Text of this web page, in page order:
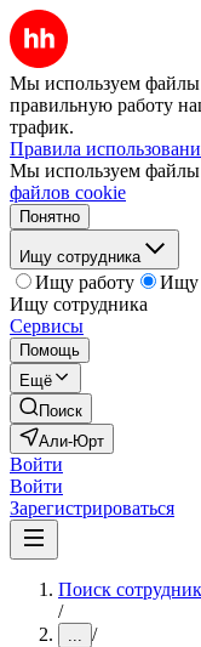
Мы используем файлы
правильную работу
трафик.
Правила
Мы используем файлы
файлов cookie
Понятно
Ищу сотрудника
Ищу работу
Ищу
Ищу сотрудника
Сервисы
Помощь
Ещё
Поиск
Али-Юрт
Войти
Войти
Зарегистрироваться
Поиск
/
... /